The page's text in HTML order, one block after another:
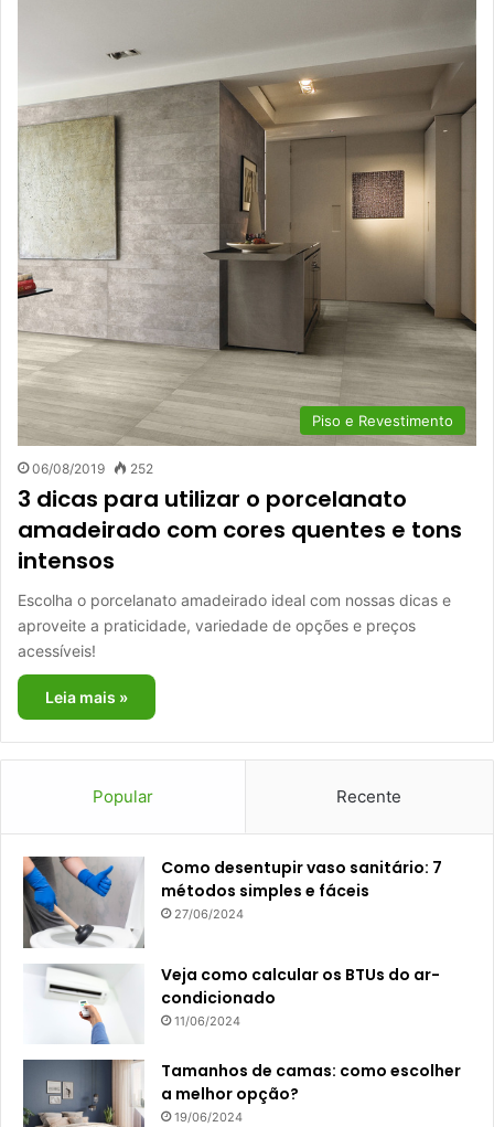
Piso e Revestimento
06/08/2019 252
3 dicas para utilizar o porcelanato
amadeirado com cores quentes e tons
intensos
Escolha o porcelanato amadeirado ideal com nossas dicas e
aproveite a praticidade, variedade de opções e preços
acessíveis!
Leia mais »
Popular Recente
Como desentupir vaso sanitário: 7
métodos simples e fáceis
27/06/2024
Veja como calcular os BTUs do ar-
condicionado
11/06/2024
Tamanhos de camas: como escolher
a melhor opção?
19/06/2024